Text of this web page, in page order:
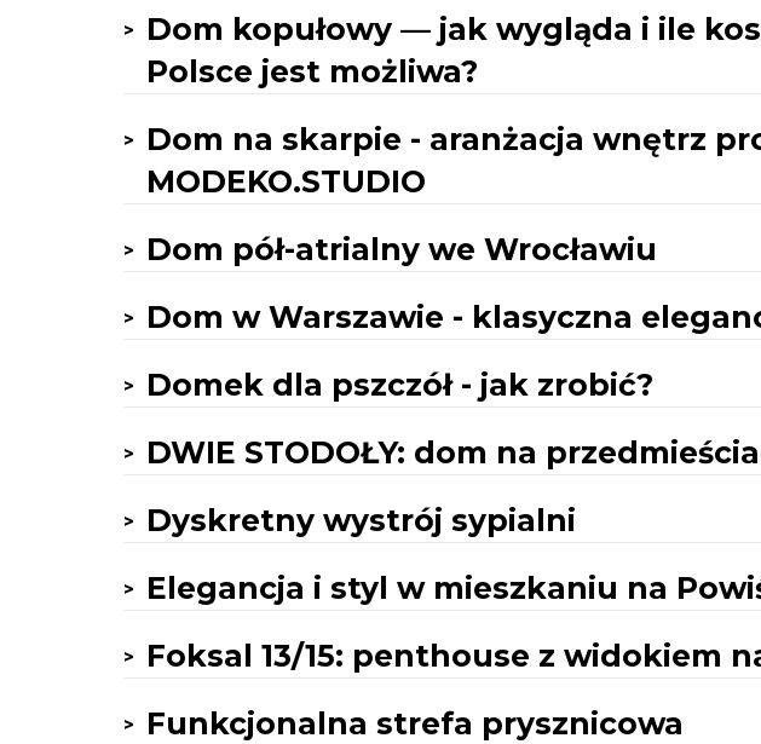
Dom kopułowy — jak wygląda i ile
Polsce jest możliwa?
Dom na skarpie - aranżacja wnętrz
MODEKO.STUDIO
Dom pół-atrialny we Wrocławiu
Dom w Warszawie - klasyczna
Domek dla pszczół - jak zrobić?
DWIE STODOŁY: dom na
Dyskretny wystrój sypialni
Elegancja i styl w mieszkaniu na
Foksal 13/15: penthouse z widokiem
Funkcjonalna strefa prysznicowa